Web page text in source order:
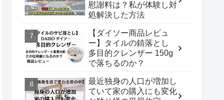
慰謝料は？私が体験し対
処解決した方法
【ダイソー商品レビュ
ー】タイルの錆落とし
多目的クレンザー 150g
で落ちるのか？
最近独身の人口が増加し
ていて家の購入にも変化